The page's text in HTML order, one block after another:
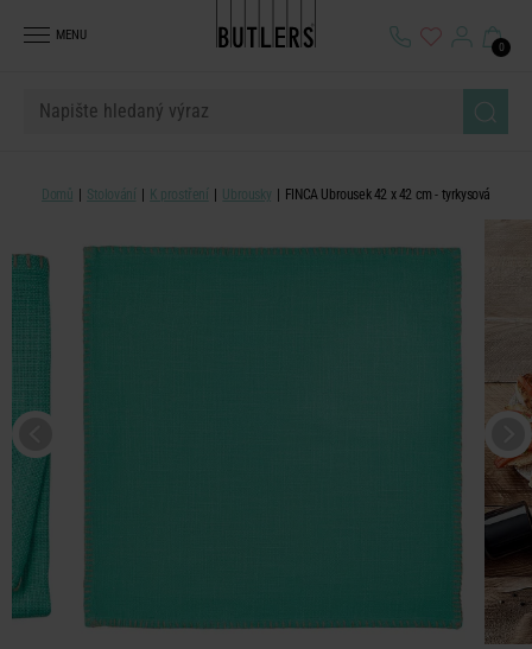
MENU
0
Domů Stolování K prostření Ubrousky FINCA Ubrousek 42 x 42 cm - tyrkysová